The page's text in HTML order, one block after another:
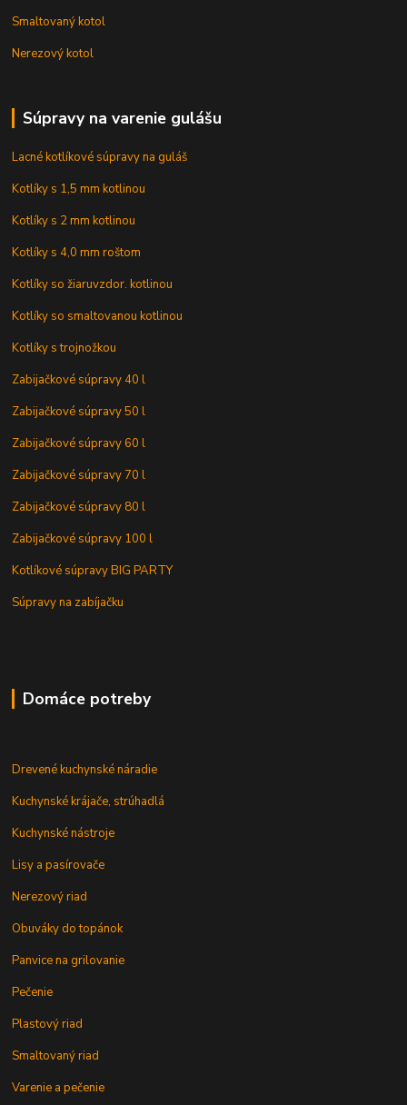
Smaltovaný kotol
Nerezový kotol
Súpravy na varenie gulášu
Lacné kotlíkové súpravy na guláš
Kotlíky s 1,5 mm kotlinou
Kotlíky s 2 mm kotlinou
Kotlíky s 4,0 mm roštom
Kotlíky so žiaruvzdor. kotlinou
Kotlíky so smaltovanou kotlinou
Kotlíky s trojnožkou
Zabijačkové súpravy 40 l
Zabijačkové súpravy 50 l
Zabijačkové súpravy 60 l
Zabijačkové súpravy 70 l
Zabijačkové súpravy 80 l
Zabijačkové súpravy 100 l
Kotlíkové súpravy BIG PARTY
Súpravy na zabíjačku
Domáce potreby
Drevené kuchynské náradie
Kuchynské krájače, strúhadlá
Kuchynské nástroje
Lisy a pasírovače
Nerezový riad
Obuváky do topánok
Panvice na grilovanie
Pečenie
Plastový riad
Smaltovaný riad
Varenie a pečenie